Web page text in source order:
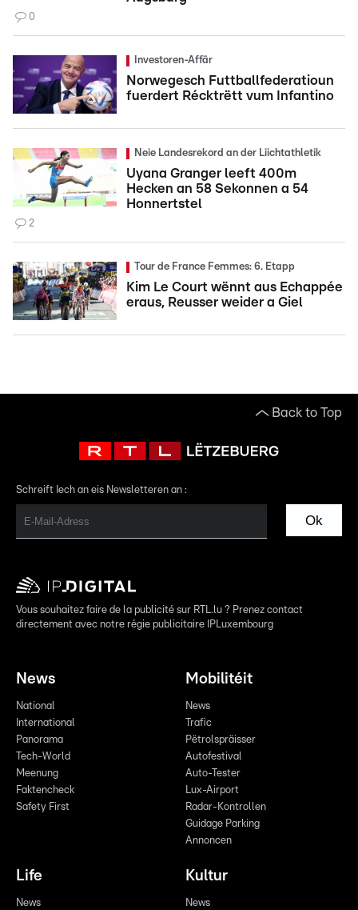
0
Investoren-Affär
Norwegesch Futtballfederatioun
fuerdert Récktrëtt vum Infantino
Neie Landesrekord an der Liichtathletik
Uyana Granger leeft 400m
Hecken an 58 Sekonnen a 54
Honnertstel
2
Tour de France Femmes: 6. Etapp
Kim Le Court wënnt aus Echappée
eraus, Reusser weider a Giel
Back to Top
Schreift Iech an eis Newsletteren an :
Ok
Vous souhaitez faire de la publicité sur RTL.lu ? Prenez contact
directement avec notre régie publicitaire IPLuxembourg
News
National
International
Panorama
Tech-World
Meenung
Faktencheck
Safety First
Mobilitéit
News
Trafic
Pëtrolspräisser
Autofestival
Auto-Tester
Lux-Airport
Radar-Kontrollen
Guidage Parking
Annoncen
Life
News
Kultur
News